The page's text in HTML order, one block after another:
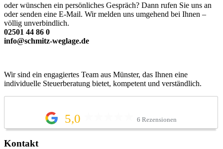
oder wünschen ein persönliches Gespräch? Dann rufen Sie uns an
oder senden eine E-Mail. Wir melden uns umgehend bei Ihnen –
völlig unverbindlich.
02501 44 86 0
info@schmitz-weglage.de
Wir sind ein engagiertes Team aus Münster, das Ihnen eine
individuelle Steuerberatung bietet, kompetent und verständlich.
5,0 6 Rezensionen
Kontakt